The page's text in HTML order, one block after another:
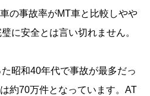
の事故率がMT車と比較しやや
に安全とは言い切れません。
昭和40年代で事故が最多だっ
約70万件となっています。AT